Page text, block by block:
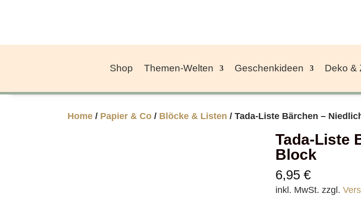
Shop Themen-Welten Geschenkideen Deko &
Home / Papier & Co / Blöcke & Listen / Tada-Liste Bärchen –
Tada-Liste
Block
6,95 €
inkl. MwSt. zzgl.